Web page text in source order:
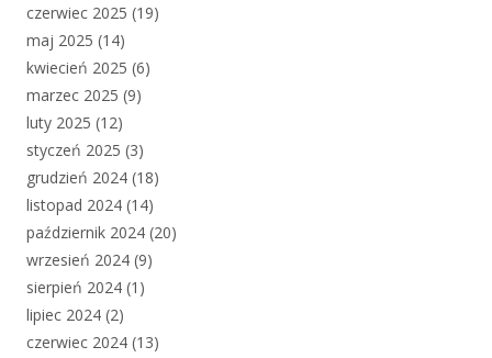
czerwiec 2025 (19)
maj 2025 (14)
kwiecień 2025 (6)
marzec 2025 (9)
luty 2025 (12)
styczeń 2025 (3)
grudzień 2024 (18)
listopad 2024 (14)
październik 2024 (20)
wrzesień 2024 (9)
sierpień 2024 (1)
lipiec 2024 (2)
czerwiec 2024 (13)